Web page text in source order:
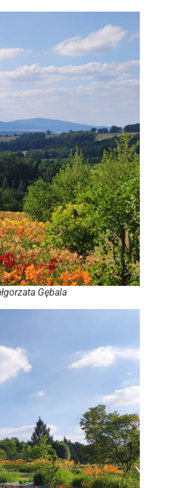
Gębala